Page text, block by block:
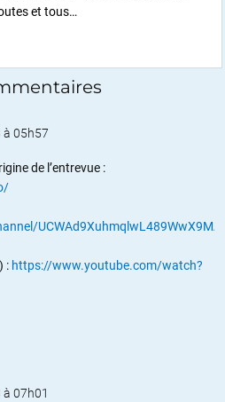
et tous…
à 05h57
de l’entrevue :
: https://www.youtube.com/watch?
07h01